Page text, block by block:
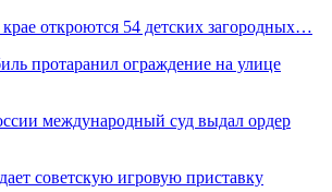
откроются 54 детских загородных…
протаранил ограждение на улице
международный суд выдал ордер
советскую игровую приставку